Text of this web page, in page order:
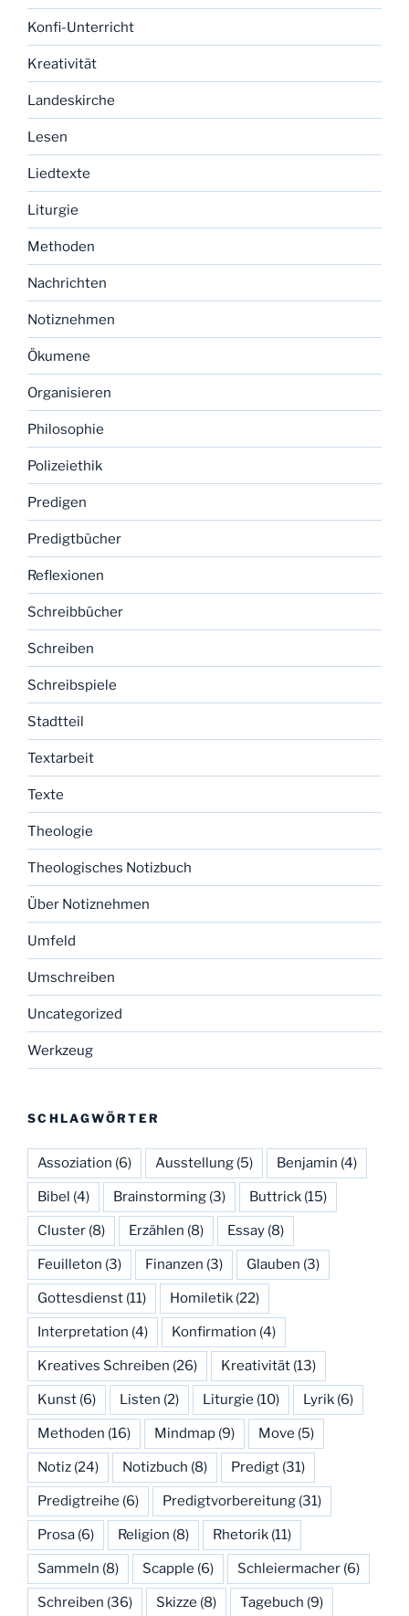
Konfi-Unterricht
Kreativität
Landeskirche
Lesen
Liedtexte
Liturgie
Methoden
Nachrichten
Notiznehmen
Ökumene
Organisieren
Philosophie
Polizeiethik
Predigen
Predigtbücher
Reflexionen
Schreibbücher
Schreiben
Schreibspiele
Stadtteil
Textarbeit
Texte
Theologie
Theologisches Notizbuch
Über Notiznehmen
Umfeld
Umschreiben
Uncategorized
Werkzeug
SCHLAGWÖRTER
Assoziation (6) Ausstellung (5) Benjamin (4)
Bibel (4) Brainstorming (3) Buttrick (15)
Cluster (8) Erzählen (8) Essay (8)
Feuilleton (3) Finanzen (3) Glauben (3)
Gottesdienst (11) Homiletik (22)
Interpretation (4) Konfirmation (4)
Kreatives Schreiben (26) Kreativität (13)
Kunst (6) Listen (2) Liturgie (10) Lyrik (6)
Methoden (16) Mindmap (9) Move (5)
Notiz (24) Notizbuch (8) Predigt (31)
Predigtreihe (6) Predigtvorbereitung (31)
Prosa (6) Religion (8) Rhetorik (11)
Sammeln (8) Scapple (6) Schleiermacher (6)
Schreiben (36) Skizze (8) Tagebuch (9)